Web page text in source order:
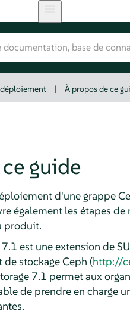
| À propos de ce
guide
d'une grappe
également les étapes de
produit.
est une extension de
stockage Ceph (http://
7.1 permet aux
de prendre en charge